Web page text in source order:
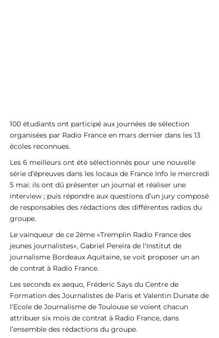
100 étudiants ont participé aux journées de sélection
organisées par Radio France en mars dernier dans les 13
écoles reconnues.
Les 6 meilleurs ont été sélectionnés pour une nouvelle
série d’épreuves dans les locaux de France Info le mercredi
5 mai: ils ont dû présenter un journal et réaliser une
interview ; puis répondre aux questions d’un jury composé
de responsables des rédactions des différentes radios du
groupe.
Le vainqueur de ce 2ème «Tremplin Radio France des
jeunes journalistes», Gabriel Pereira de l'Institut de
journalisme Bordeaux Aquitaine, se voit proposer un an
de contrat à Radio France.
Les seconds ex aequo, Fréderic Says du Centre de
Formation des Journalistes de Paris et Valentin Dunate de
l'Ecole de Journalisme de Toulouse se voient chacun
attribuer six mois de contrat à Radio France, dans
l’ensemble des rédactions du groupe.